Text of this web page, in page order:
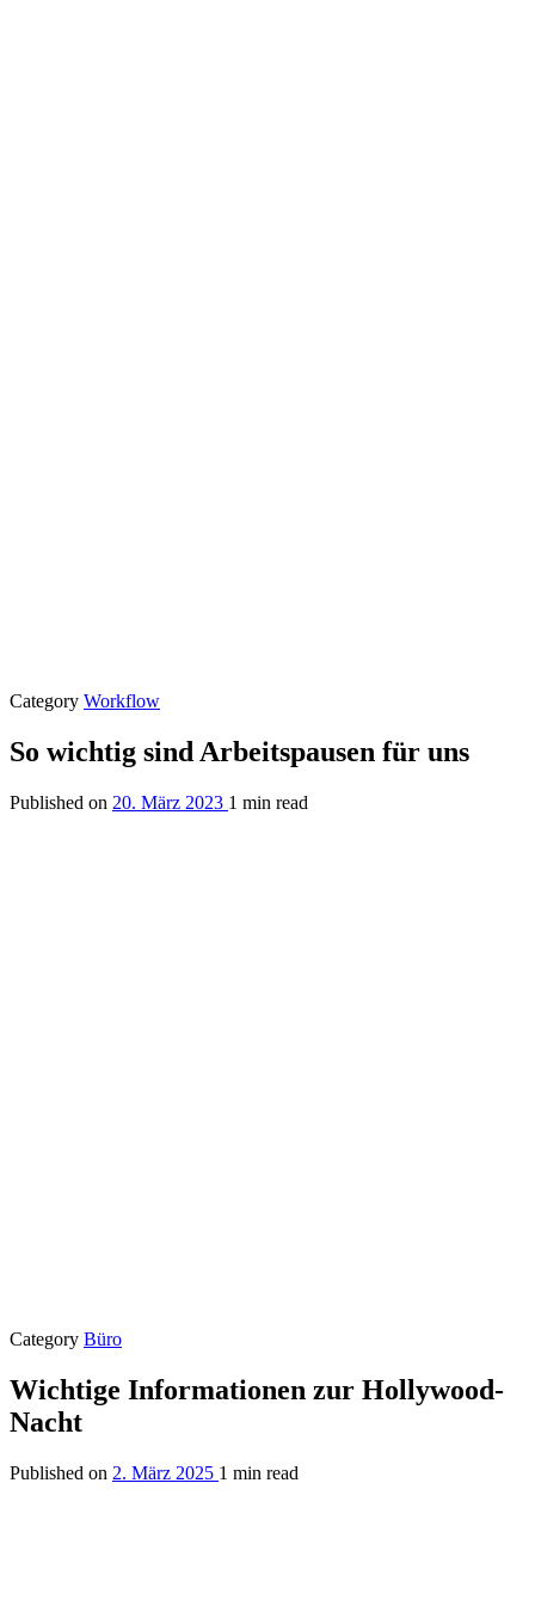
Category Workflow
So wichtig sind Arbeitspausen für uns
Published on 20. März 2023 1 min read
Category Büro
Wichtige Informationen zur Hollywood-
Nacht
Published on 2. März 2025 1 min read